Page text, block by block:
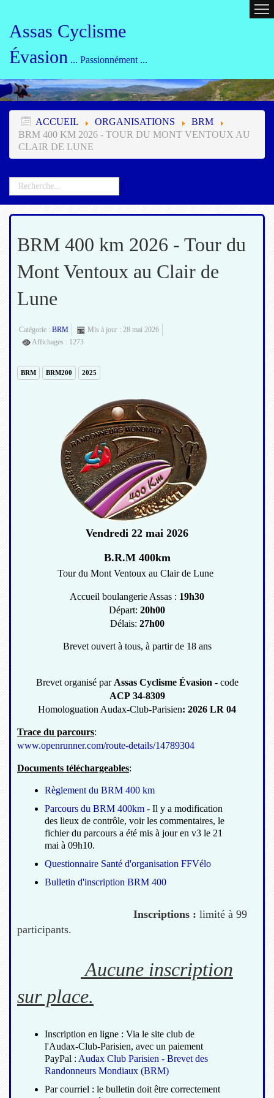
Assas Cyclisme
Évasion ... Passionnément ...
ACCUEIL ORGANISATIONS
BRM
BRM 400 KM 2026 - TOUR DU MONT VENTOUX AU
CLAIR DE LUNE
BRM 400 km 2026 - Tour du
Mont Ventoux au Clair de
Lune
Catégorie : BRM
Mis à jour : 28 mai 2026
Affichages : 1273
BRM BRM200 2025
Vendredi 22 mai 2026
B.R.M 400km
Tour du Mont Ventoux au Clair de Lune
Accueil boulangerie Assas : 19h30
Départ: 20h00
Délais: 27h00
Brevet ouvert à tous, à partir de 18 ans
Brevet organisé par Assas Cyclisme Évasion - code
ACP 34-8309
Homologuation Audax-Club-Parisien: 2026 LR 04
Trace du parcours:
www.openrunner.com/route-details/14789304
Documents téléchargeables:
Règlement du BRM 400 km
Parcours du BRM 400km - Il y a modification
des lieux de contrôle, voir les commentaires, le
fichier du parcours a été mis à jour en v3 le 21
mai à 09h10.
Questionnaire Santé d'organisation FFVélo
Bulletin d'inscription BRM 400
Inscriptions : limité à 99
participants.
Aucune inscription
sur place.
Inscription en ligne : Via le site club de
l'Audax-Club-Parisien, avec un paiement
PayPal : Audax Club Parisien - Brevet des
Randonneurs Mondiaux (BRM)
Par courriel : le bulletin doit être correctement